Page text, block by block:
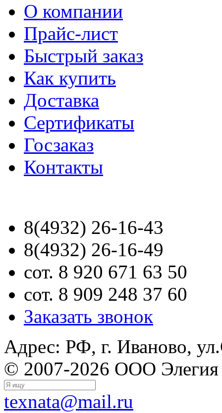
О компании
Прайс-лист
Быстрый заказ
Как купить
Доставка
Сертификаты
Госзаказ
Контакты
8(4932) 26-16-43
8(4932) 26-16-49
сот. 8 920 671 63 50
сот. 8 909 248 37 60
Заказать звонок
Адрес: РФ, г. Иваново,
© 2007-2026 ООО Элегия
texnata@mail.ru